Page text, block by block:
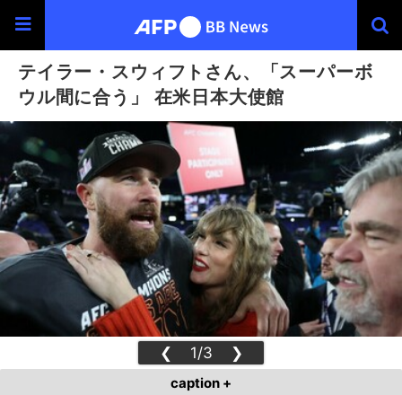
テイラー・スウィフトさん、「スーパーボ
ウル間に合う」 在米日本大使館
❮ 1/3 ❯
caption +